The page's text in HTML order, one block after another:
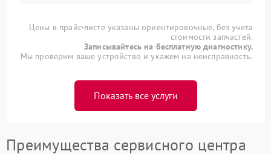
Цены в прайс-листе указаны ориентировочные, без учета
стоимости запчастей.
Записывайтесь на бесплатную диагностику.
Мы проверим ваше устройство и укажем на неисправность.
Показать все услуги
Преимущества сервисного центра